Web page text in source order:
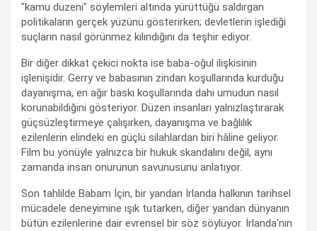
"kamu düzeni" söylemleri altında yürüttüğü saldırgan
politikaların gerçek yüzünü gösterirken; devletlerin işlediği
suçların nasıl görünmez kılındığını da teşhir ediyor.
Bir diğer dikkat çekici nokta ise baba-oğul ilişkisinin
işlenişidir. Gerry ve babasının zindan koşullarında kurduğu
dayanışma, en ağır baskı koşullarında dahi umudun nasıl
korunabildiğini gösteriyor. Düzen insanları yalnızlaştırarak
güçsüzleştirmeye çalışırken, dayanışma ve bağlılık
ezilenlerin elindeki en güçlü silahlardan biri hâline geliyor.
Film bu yönüyle yalnızca bir hukuk skandalını değil, aynı
zamanda insan onurunun savunusunu anlatıyor.
Son tahlilde Babam İçin, bir yandan İrlanda halkının tarihsel
mücadele deneyimine ışık tutarken, diğer yandan dünyanın
bütün ezilenlerine dair evrensel bir söz söylüyor. İrlanda'nın